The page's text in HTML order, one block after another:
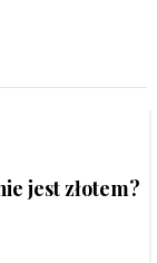
jest złotem?